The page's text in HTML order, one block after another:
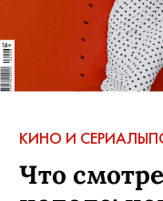
КИНО И СЕРИАЛЫ
Что